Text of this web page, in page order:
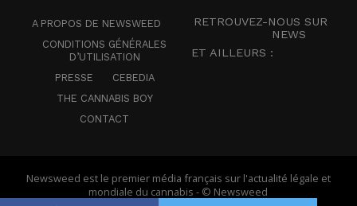
A PROPOS DE NEWSWEED
CONDITIONS GÉNÉRALES
D’UTILISATION
PRESSE
CEBEDIA
THE CANNABIS BOY
CONTACT
RETROUVEZ-NOUS SUR
NEWS
ET AILLEURS :
Newsweed est le premier média français sur l'actualité légale et
mondiale du cannabis - © Newsweed